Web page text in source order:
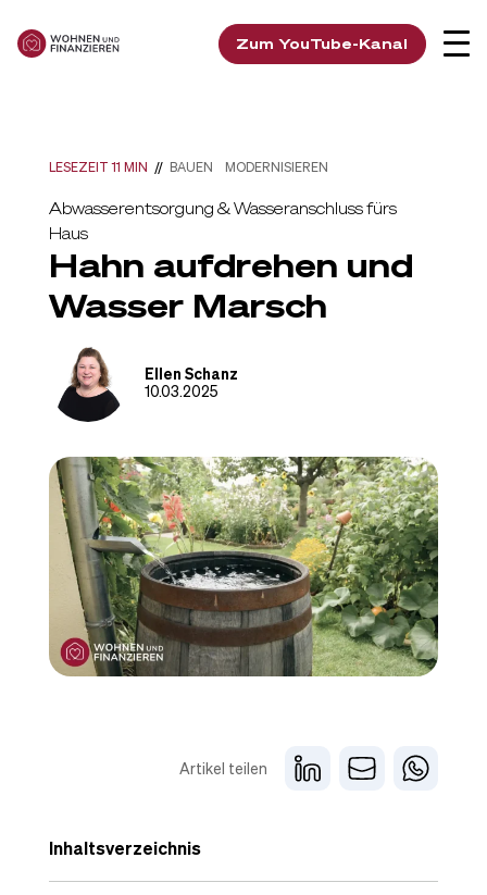
Zum YouTube-Kanal
LESEZEIT 11 MIN // BAUEN MODERNISIEREN
Abwasserentsorgung & Wasseranschluss fürs
Haus
Hahn aufdrehen und
Wasser Marsch
Ellen Schanz
10.03.2025
Artikel teilen
Inhaltsverzeichnis